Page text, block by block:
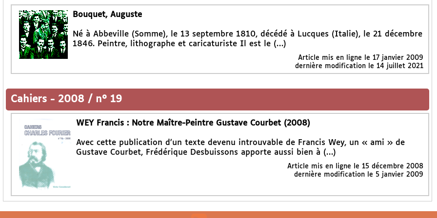
Bouquet, Auguste
Né à Abbeville (Somme), le 13 septembre 1810, décédé à Lucques (Italie), le 21 décembre
1846. Peintre, lithographe et caricaturiste Il est le (…)
Article mis en ligne le 17 janvier 2009
dernière modification le 14 juillet 2021
Cahiers - 2008 / n° 19
WEY Francis : Notre Maître-Peintre Gustave Courbet (2008)
Avec cette publication d’un texte devenu introuvable de Francis Wey, un « ami » de
Gustave Courbet, Frédérique Desbuissons apporte aussi bien à (…)
Article mis en ligne le 15 décembre 2008
dernière modification le 5 janvier 2009